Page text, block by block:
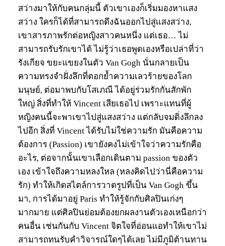
สว่างมาให้กับคนกลุ่มนี้ ตัวเขาเองก็เริ่มมองหาแสง
สว่าง ใครก็ได้ที่สามารถดึงฉันออกไปสู่แสงสว่าง,
เขาสารภาพรักต่อหญิงสาวคนหนึ่ง แต่เธอ… ไม่
สามารถรับรักเขาได้ ไม่รู้ว่าเธอพูดเองหรือเปล่าที่ว่า
รังเกียจ ขยะแขยงในตัว Van Gogh นั่นกลายเป็น
ความทรงจำฝั่งลึกที่ตอกย้ำความเลวร้ายของโลก
มนุษย์, ต่อมาพบกับโสเภณี ได้อยู่ร่วมรักกันสักพัก
ใหญ่ สิ่งที่ทำให้ Vincent เสียเธอไป เพราะแทนที่ผู้
หญิงคนนี้จะพาเขาไปสู่แสงสว่าง แต่กลับจมดิ่งลึกลง
ไปอีก สิ่งที่ Vincent ได้รับไม่ใช่ความรัก มันคือความ
ต้องการ (Passion) เขายังคงไม่เข้าใจว่าความรักคือ
อะไร, ต่อจากนั้นเขาเลือกเดินตาม passion ของตัว
เอง เข้าใจถึงความหลงใหล (หลงคิดไปว่านี่คือความ
รัก) ทำให้เกิดสไตล์การวาดรูปที่เป็น Van Gogh ขึ้น
มา, การได้มาอยู่ Paris ทำให้รู้จักกับศิลปินเก่งๆ
มากมาย แต่ศิลปินย่อมต้องยกผลงานตัวเองเหนือกว่า
คนอื่น เช่นกันกับ Vincent จิตใจที่อ่อนแอทำให้เขาไม่
สามารถทนรับคำวิจารณ์ใดๆได้เลย ไม่มีภูมิต้านทาน